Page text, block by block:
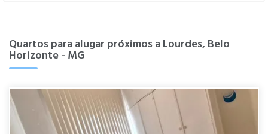
Quartos para alugar próximos a Lourdes, Belo
Horizonte - MG